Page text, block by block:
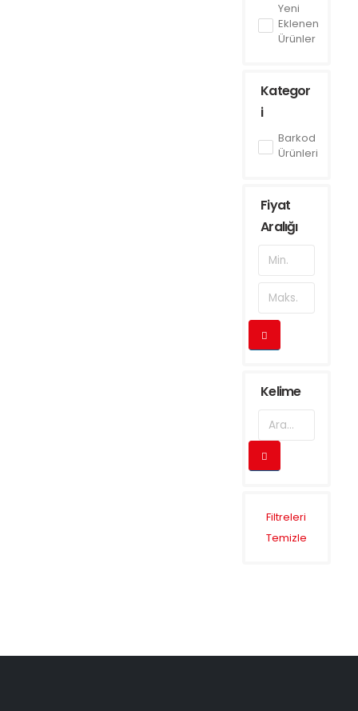
Yeni
Eklenen
Ürünler
Kategor
i
Barkod
Ürünleri
Fiyat
Aralığı
Kelime
Filtreleri
Temizle